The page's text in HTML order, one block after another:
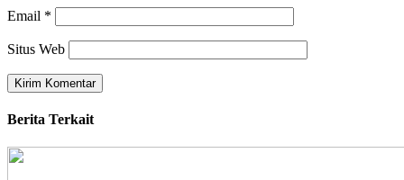
Email *
Situs Web
Berita Terkait